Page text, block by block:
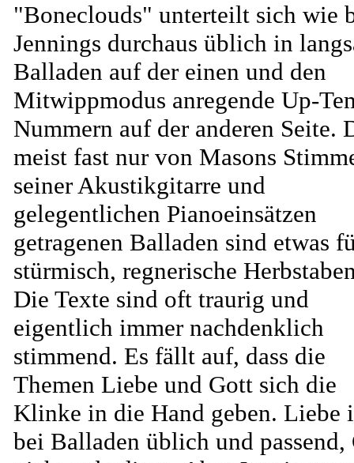
"Boneclouds" unterteilt sich wie
Jennings durchaus üblich in
Balladen auf der einen und den
Mitwippmodus anregende Up-
Nummern auf der anderen Seite.
meist fast nur von Masons
seiner Akustikgitarre und
gelegentlichen Pianoeinsätzen
getragenen Balladen sind etwas
stürmisch, regnerische
Die Texte sind oft traurig und
eigentlich immer nachdenklich
stimmend. Es fällt auf, dass die
Themen Liebe und Gott sich die
Klinke in die Hand geben. Liebe
bei Balladen üblich und passend,